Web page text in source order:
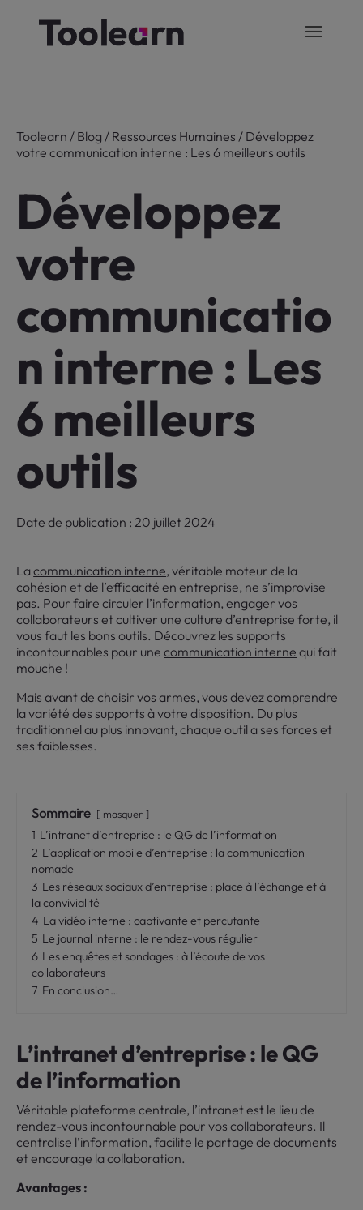
Toolearn / Blog / Ressources Humaines / Développez
votre communication interne : Les 6 meilleurs outils
Développez
votre
communicatio
n interne : Les
6 meilleurs
outils
Date de publication : 20 juillet 2024
Lacommunication interne, véritable moteur de la
cohésion et de l’efficacité en entreprise, ne s’improvise
pas. Pour faire circuler l’information, engager vos
collaborateurs et cultiver une culture d’entreprise forte, il
vous faut les bons outils. Découvrez les supports
incontournables pour unecommunication interne qui fait
mouche !
Mais avant de choisir vos armes, vous devez comprendre
la variété des supports à votre disposition. Du plus
traditionnel au plus innovant, chaque outil a ses forces et
ses faiblesses.
Sommaire masquer
1 L’intranet d’entreprise : le QG de l’information
2 L’application mobile d’entreprise : la communication
nomade
3 Les réseaux sociaux d’entreprise : place à l’échange et à
la convivialité
4 La vidéo interne : captivante et percutante
5 Le journal interne : le rendez-vous régulier
6 Les enquêtes et sondages : à l’écoute de vos
collaborateurs
7 En conclusion…
L’intranet d’entreprise : le QG
de l’information
Véritable plateforme centrale, l’intranet est le lieu de
rendez-vous incontournable pour vos collaborateurs. Il
centralise l’information, facilite le partage de documents
et encourage la collaboration.
Avantages :